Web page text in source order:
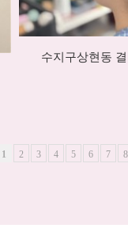
수지구상현동
1 2 3 4 5 6 7 8